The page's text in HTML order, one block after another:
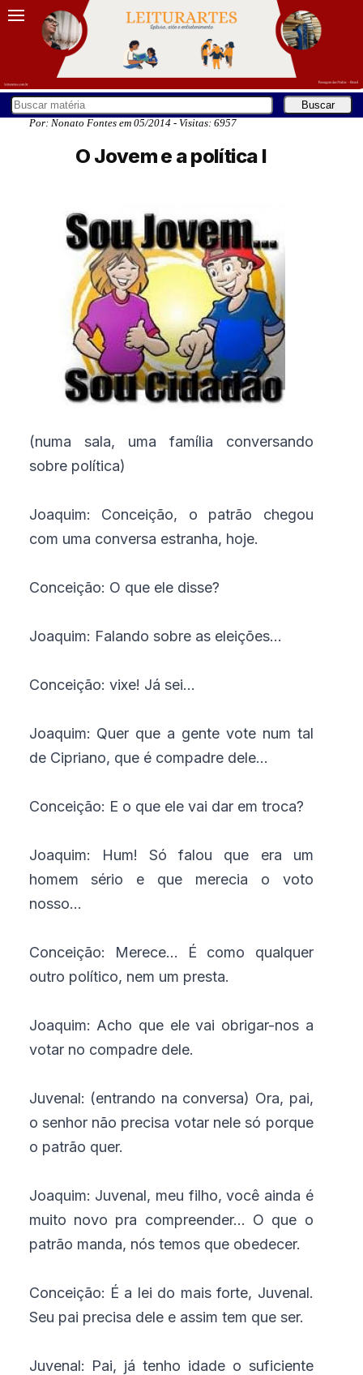
Por: Nonato Fontes em 05/2014 - Visitas: 6957
O Jovem e a política I
(numa sala, uma família conversando
sobre política)
Joaquim: Conceição, o patrão chegou
com uma conversa estranha, hoje.
Conceição: O que ele disse?
Joaquim: Falando sobre as eleições...
Conceição: vixe! Já sei...
Joaquim: Quer que a gente vote num tal
de Cipriano, que é compadre dele...
Conceição: E o que ele vai dar em troca?
Joaquim: Hum! Só falou que era um
homem sério e que merecia o voto
nosso...
Conceição: Merece... É como qualquer
outro político, nem um presta.
Joaquim: Acho que ele vai obrigar-nos a
votar no compadre dele.
Juvenal: (entrando na conversa) Ora, pai,
o senhor não precisa votar nele só porque
o patrão quer.
Joaquim: Juvenal, meu filho, você ainda é
muito novo pra compreender... O que o
patrão manda, nós temos que obedecer.
Conceição: É a lei do mais forte, Juvenal.
Seu pai precisa dele e assim tem que ser.
Juvenal: Pai, já tenho idade o suficiente